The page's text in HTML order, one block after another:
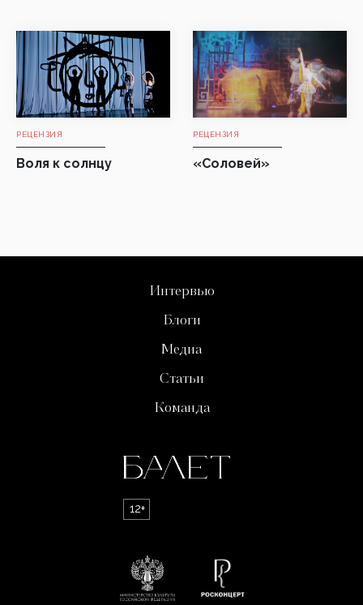
РЕЦЕНЗИЯ
Воля к солнцу
РЕЦЕНЗИЯ
«Соловей»
Интервью
Блоги
Медиа
Статьи
Команда
12+